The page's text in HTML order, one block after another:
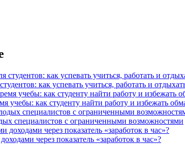
как успевать учиться, работать и
учебы: как студенту найти работу и избежать
специалистов с ограниченными возможностями
через показатель «заработок в час»?